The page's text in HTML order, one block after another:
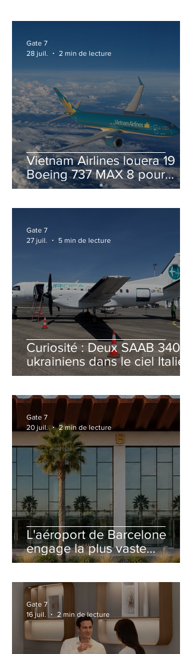
Vietnam Airlines louera 19
Boeing 737 MAX 8 pour
accélérer la modernisation
Gate 7
28 juil.
2 min de lecture
Curiosité : Deux SAAB 340B
ukrainiens dans le ciel Italien
cet été
Gate 7
27 juil.
5 min de lecture
L'aéroport de Barcelone
engage la plus vaste
rénovation de son Terminal
Gate 7
20 juil.
2 min de lecture
Gate 7
16 juil.
2 min de lecture